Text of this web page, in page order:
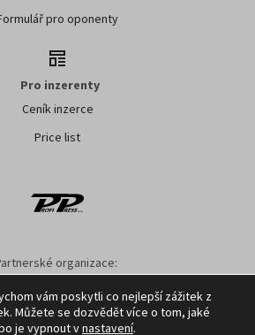
pro oponenty
Pro inzerenty
Ceník inzerce
Price list
organizace:
GDPR Facebook Kontakt
vám poskytli co nejlepší zážitek z
Můžete se dozvědět více o tom, jaké
je vypnout vnastavení.